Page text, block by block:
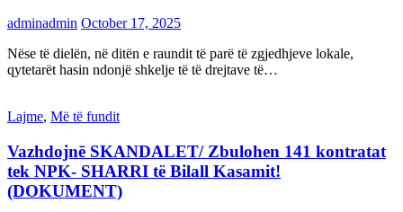
adminadmin October 17, 2025
Nëse të dielën, në ditën e raundit të parë të zgjedhjeve lokale,
qytetarët hasin ndonjë shkelje të të drejtave të…
Lajme, Më të fundit
Vazhdojnē SKANDALET/ Zbulohen 141 kontratat
tek NPK- SHARRI të Bilall Kasamit!
(DOKUMENT)